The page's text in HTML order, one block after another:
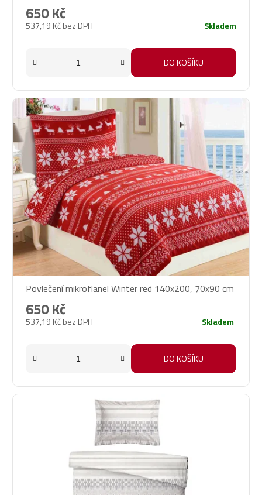
537,19 Kč bez DPH
650 Kč
Skladem
DO KOŠÍKU
Povlečení mikroflanel Winter red 140x200, 70x90 cm
537,19 Kč bez DPH
650 Kč
Skladem
DO KOŠÍKU